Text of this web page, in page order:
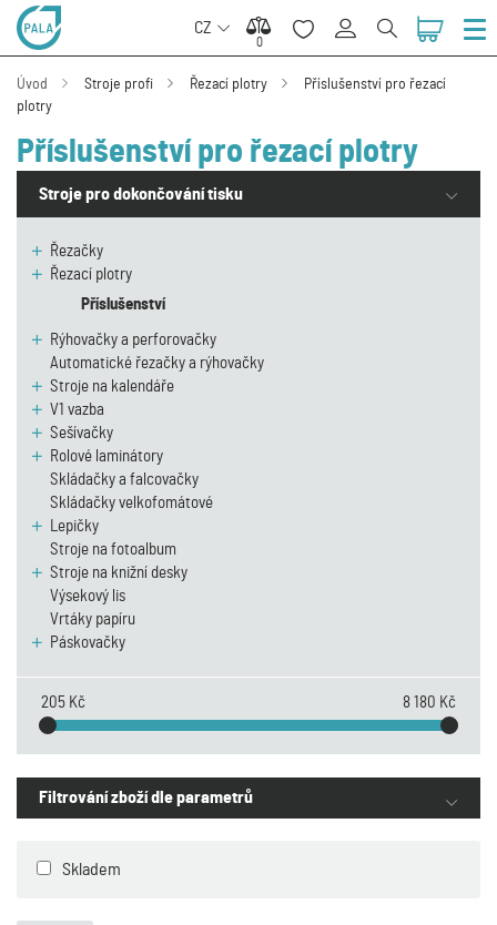
CZ
0
0
Úvod Stroje profi Řezací plotry
Příslušenství pro řezací
plotry
Příslušenství pro řezací plotry
Stroje pro dokončování tisku
Řezačky
Řezací plotry
Příslušenství
Rýhovačky a perforovačky
Automatické řezačky a rýhovačky
Stroje na kalendáře
V1 vazba
Sešívačky
Rolové laminátory
Skládačky a falcovačky
Skládačky velkofomátové
Lepičky
Stroje na fotoalbum
Stroje na knižní desky
Výsekový lis
Vrtáky papíru
Páskovačky
205 Kč 8 180 Kč
Filtrování zboží dle parametrů
Skladem